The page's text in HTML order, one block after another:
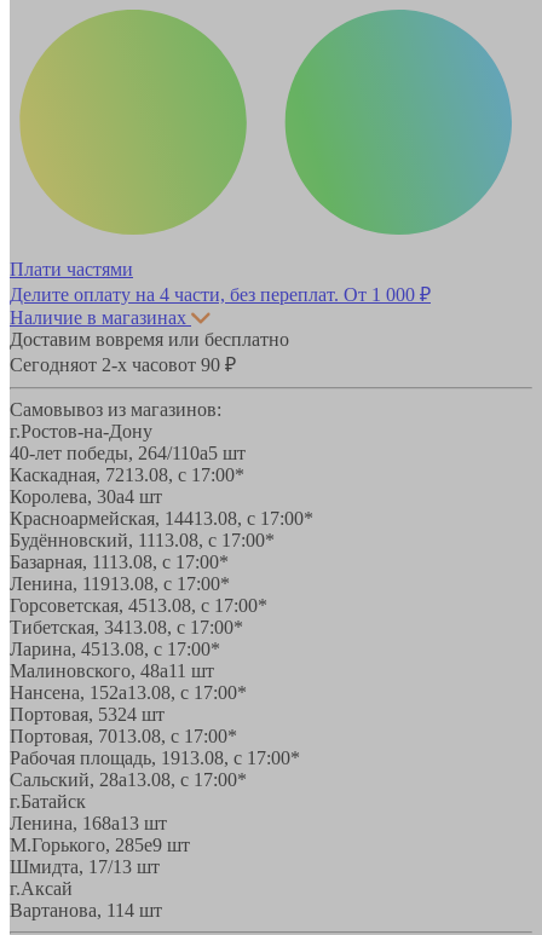
Плати частями
Делите оплату на 4 части, без переплат. От 1 000 ₽
Наличие в магазинах
Доставим вовремя или бесплатно
Сегодняот 2-х часовот 90 ₽
Самовывоз из магазинов:
г.Ростов-на-Дону
40-лет победы, 264/110а5 шт
Каскадная, 7213.08, с 17:00*
Королева, 30а4 шт
Красноармейская, 14413.08, с 17:00*
Будённовский, 1113.08, с 17:00*
Базарная, 1113.08, с 17:00*
Ленина, 11913.08, с 17:00*
Горсоветская, 4513.08, с 17:00*
Тибетская, 3413.08, с 17:00*
Ларина, 4513.08, с 17:00*
Малиновского, 48а11 шт
Нансена, 152а13.08, с 17:00*
Портовая, 5324 шт
Портовая, 7013.08, с 17:00*
Рабочая площадь, 1913.08, с 17:00*
Сальский, 28a13.08, с 17:00*
г.Батайск
Ленина, 168а13 шт
М.Горького, 285е9 шт
Шмидта, 17/13 шт
г.Аксай
Вартанова, 114 шт